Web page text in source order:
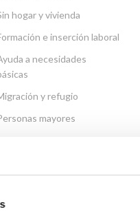
hogar y vivienda
e inserción laboral
a necesidades
y refugio
mayores